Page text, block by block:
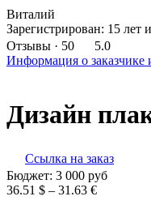
Виталий
Зарегистрирован: 15 лет
Отзывы · 50
5.0
Информация о заказчике
Дизайн
Ссылка на заказ
Бюджет: 3 000 руб
36.51 $ – 31.63 €